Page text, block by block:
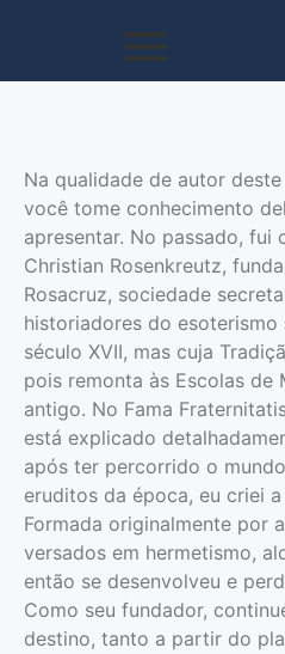
Na qualidade de autor
você tome conhecimento
apresentar. No passado, fui
Christian Rosenkreutz,
Rosacruz, sociedade
historiadores do
século XVII, mas cuja
pois remonta às Escolas de
antigo. No Fama
está explicado
após ter percorrido o
eruditos da época, eu criei
Formada originalmente por
versados em hermetismo,
então se desenvolveu e
Como seu fundador,
destino, tanto a partir do